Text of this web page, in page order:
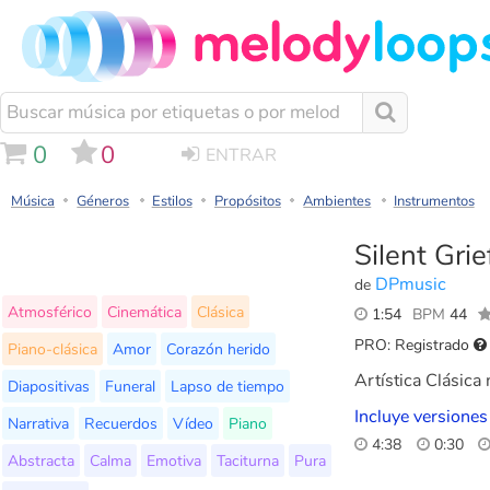
0 0 ENTRAR
Música Géneros Estilos Propósitos Ambientes Instrumentos
Silent
de DPmusic
1:54 BPM 44
PRO: Registrado
Atmosférico Cinemática
Clásica
Piano-clásica
Amor
Corazón herido
Diapositivas
Funeral
Lapso de tiempo
Narrativa
Recuerdos Vídeo
Piano
Abstracta
Calma Emotiva Taciturna
Pura
Artística Clásica
Incluye
4:38 0:30